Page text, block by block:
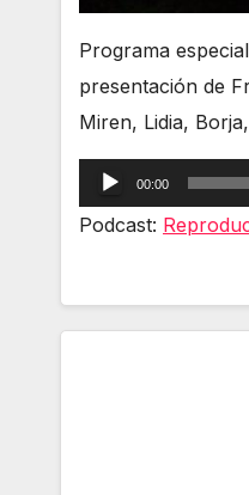
Programa
presentación de
Miren, Lidia,
Reproductor
de
00:00
Podcast: